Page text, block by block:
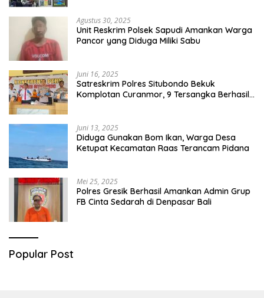
Agustus 30, 2025
Unit Reskrim Polsek Sapudi Amankan Warga
Pancor yang Diduga Miliki Sabu
Juni 16, 2025
Satreskrim Polres Situbondo Bekuk
Komplotan Curanmor, 9 Tersangka Berhasil
Juni 13, 2025
Diduga Gunakan Bom Ikan, Warga Desa
Ketupat Kecamatan Raas Terancam Pidana
Mei 25, 2025
Polres Gresik Berhasil Amankan Admin Grup
FB Cinta Sedarah di Denpasar Bali
Popular Post